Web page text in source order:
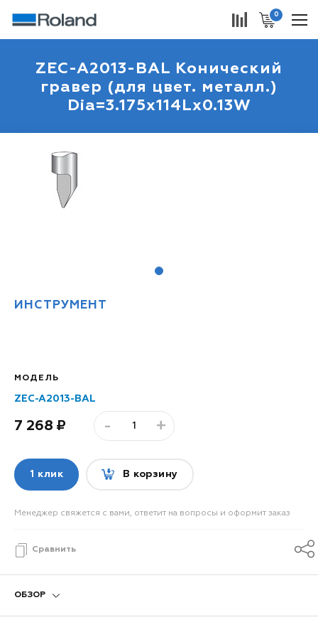
0
ZEC-A2013-BAL Конический
гравер (для цвет. металл.)
Dia=3.175x114Lx0.13W
ИНСТРУМЕНТ
МОДЕЛЬ
ZEC-A2013-BAL
7 268 - +
1 клик В корзину
Менеджер свяжется с вами, ответит на вопросы и оформит заказ
Сравнить
ОБЗОР